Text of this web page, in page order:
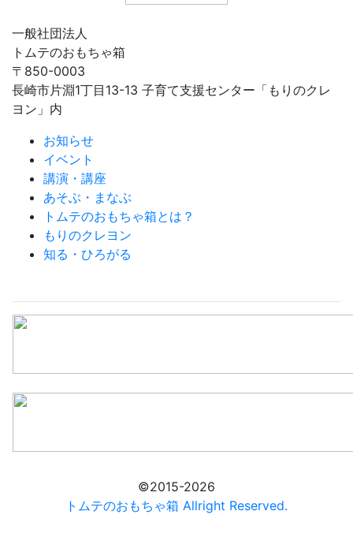
一般社団法人
トムテのおもちゃ箱
〒850-0003
長崎市片淵1丁目13-13 子育て支援センター「もりのクレ
ヨン」内
お知らせ
イベント
講演・講座
あそぶ・まなぶ
トムテのおもちゃ箱とは？
もりのクレヨン
知る・ひろがる
©2015-2026
トムテのおもちゃ箱 Allright Reserved.